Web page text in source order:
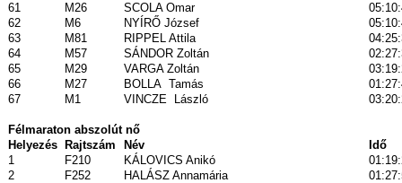
61
M26 SCOLA Omar
62
M6 NYÍRŐ József
63
M81 RIPPEL Attila
64
M57 SÁNDOR Zoltán
65
M29 VARGA Zoltán
66
M27 BOLLA Tamás
67
M1 VINCZE László
Félmaraton abszolút nő
Helyezés
Rajtszám Név
Idő
1
F210 KÁLOVICS Anikó
2
F252 HALÁSZ Annamária